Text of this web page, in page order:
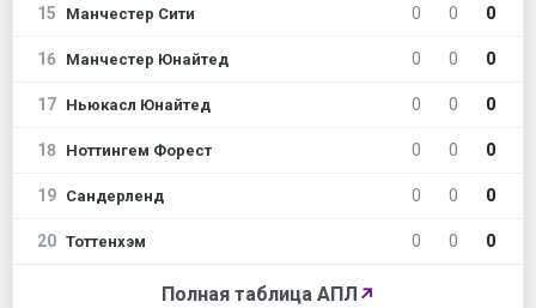
15 Манчестер Сити 0 0 0
16 Манчестер Юнайтед 0 0 0
17 Ньюкасл Юнайтед 0 0 0
18 Ноттингем Форест 0 0 0
19 Сандерленд 0 0 0
20 Тоттенхэм 0 0 0
Полная таблица АПЛ ↗